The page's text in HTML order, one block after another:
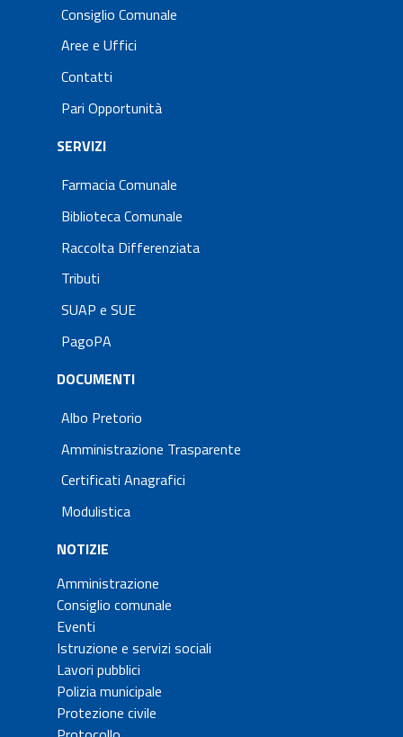
Consiglio Comunale
Aree e Uffici
Contatti
Pari Opportunità
SERVIZI
Farmacia Comunale
Biblioteca Comunale
Raccolta Differenziata
Tributi
SUAP e SUE
PagoPA
DOCUMENTI
Albo Pretorio
Amministrazione Trasparente
Certificati Anagrafici
Modulistica
NOTIZIE
Amministrazione
Consiglio comunale
Eventi
Istruzione e servizi sociali
Lavori pubblici
Polizia municipale
Protezione civile